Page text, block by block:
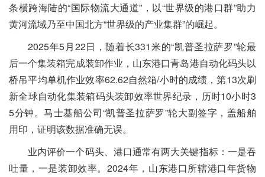
条横跨海陆的“国际物流大通道”，以“世界级的港口群”助力
黄河流域乃至中国北方“世界级的产业集群”的崛起。
2025年5月22日，随着长331米的“凯普圣拉萨罗”轮最
后一个集装箱完成装卸作业，山东港口青岛港自动化码头以
桥吊平均单机作业效率62.62自然箱/小时的成绩，第13次刷
新全球自动化集装箱码头装卸效率世界纪录，历时10小时3
5分钟。马士基船公司“凯普圣拉萨罗”轮大副签字，盖船舶
用印，证明该数据准确无误。
业内评价一个码头、港口通常有两大关键指标：一是吞
吐量，一是装卸效率。2024年，山东港口所辖港口年货物